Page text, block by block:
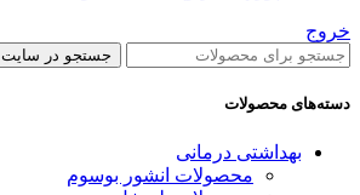
خروج
جستجو در سایت
دسته‌های محصولات
بهداشتی درمانی
محصولات انشور بوسوم